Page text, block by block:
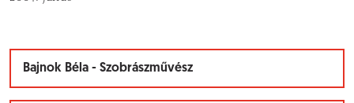
Bajnok Béla - Szobrászművész